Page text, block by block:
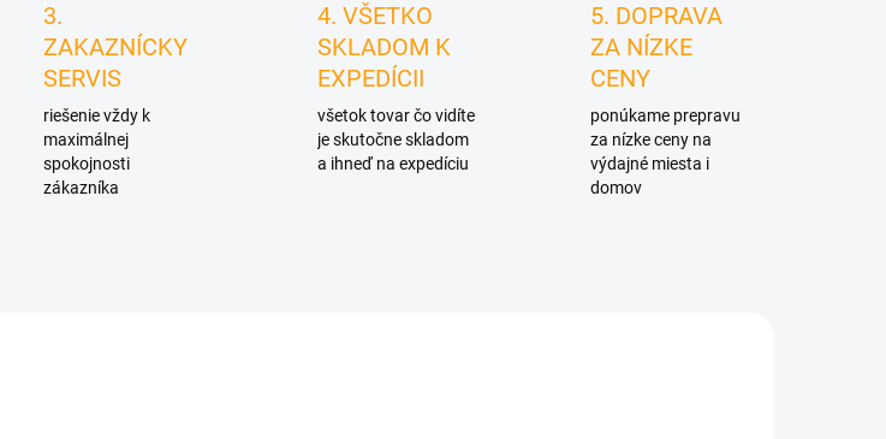
3.
ZAKAZNÍCKY
SERVIS
riešenie vždy k
maximálnej
spokojnosti
zákazníka
4. VŠETKO
SKLADOM K
EXPEDÍCII
všetok tovar čo vidíte
je skutočne skladom
a ihneď na expedíciu
5. DOPRAVA
ZA NÍZKE
CENY
ponúkame prepravu
za nízke ceny na
výdajné miesta i
domov